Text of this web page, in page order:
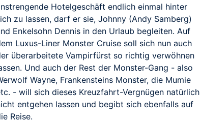
Hotelgeschäft endlich einmal hinter
zu lassen, darf er sie, Johnny (Andy Samberg)
Enkelsohn Dennis in den Urlaub begleiten. Auf
Luxus-Liner Monster Cruise soll sich nun auch
überarbeitete Vampirfürst so richtig verwöhnen
Und auch der Rest der Monster-Gang - also
Wayne, Frankensteins Monster, die Mumie
- will sich dieses Kreuzfahrt-Vergnügen natürlich
entgehen lassen und begibt sich ebenfalls auf
Reise.